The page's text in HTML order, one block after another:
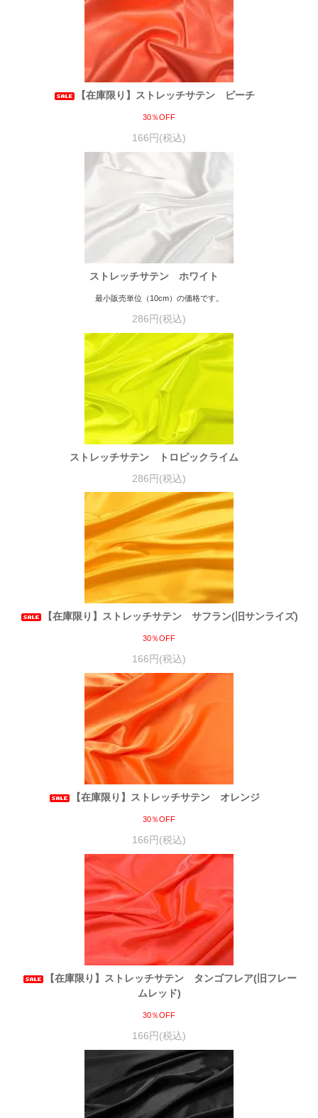
【在庫限り】ストレッチサテン ピーチ
30％OFF
166円(税込)
ストレッチサテン ホワイト
最小販売単位（10cm）の価格です。
286円(税込)
ストレッチサテン トロピックライム
286円(税込)
【在庫限り】ストレッチサテン サフラン(旧サンライズ)
30％OFF
166円(税込)
【在庫限り】ストレッチサテン オレンジ
30％OFF
166円(税込)
【在庫限り】ストレッチサテン タンゴフレア(旧フレー
ムレッド)
30％OFF
166円(税込)